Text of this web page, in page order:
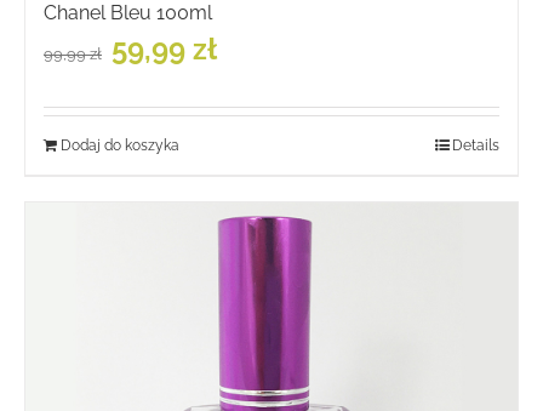
Chanel Bleu 100ml
99,99zł
Pierwotna
cena
99,99 zł.
59,99 złcena
59,99 zł.
Dodaj do koszyka Details